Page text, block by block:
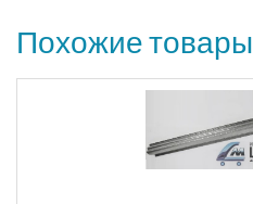
Похожие товары